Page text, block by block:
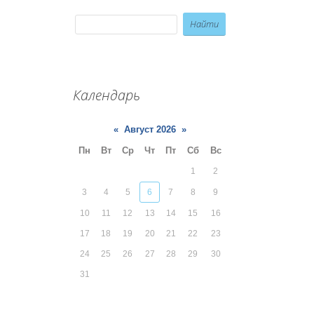
Календарь
« Август 2026 »
Пн
Вт Ср Чт Пт Сб Вс
1 2
3 4 5 6 7 8 9
10 11 12 13 14 15 16
17 18 19 20 21 22 23
24 25 26 27 28 29 30
31